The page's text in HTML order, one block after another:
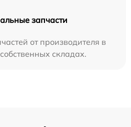
запчасти
от производителя в
складах.